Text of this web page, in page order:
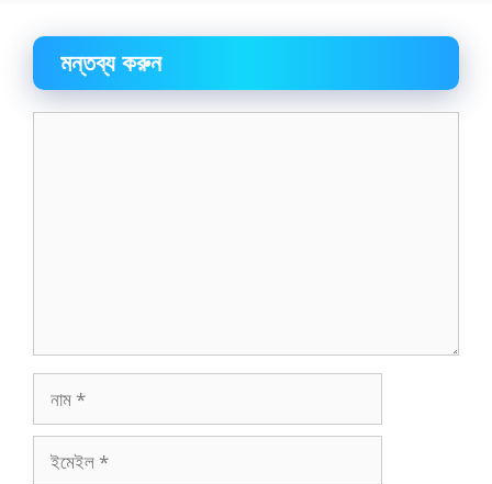
মন্তব্য করুন
ইমেইল